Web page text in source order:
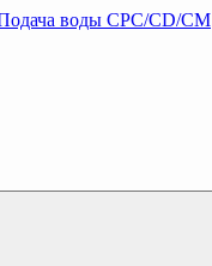
воды CPC/CD/CM